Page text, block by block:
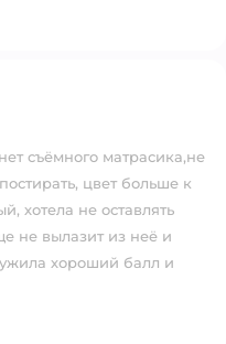
съёмного матрасика,не
цвет больше к
хотела не оставлять
не вылазит из неё и
хороший балл и